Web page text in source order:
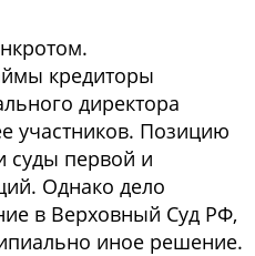
кредиторы
директора
участников. Позицию
суды первой и
Однако дело
в Верховный Суд РФ,
иное решение.